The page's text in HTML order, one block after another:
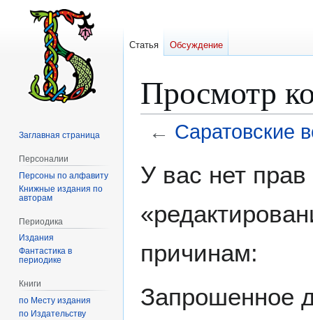
Просмотр
← Саратовские
У вас нет
причинам:
Запрошенное
Статья Обсуждение
Заглавная страница
Персоналии
Персоны по алфавиту
Книжные издания по
авторам
Периодика
Издания
Фантастика в
периодике
Книги
по Месту издания
по Издательству